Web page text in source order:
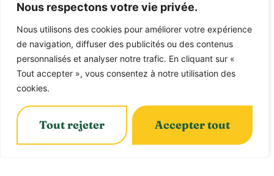
Nous respectons votre vie privée.
Nous utilisons des cookies pour améliorer votre expérience
de navigation, diffuser des publicités ou des contenus
personnalisés et analyser notre trafic. En cliquant sur «
Tout accepter », vous consentez à notre utilisation des
cookies.
Tout rejeter Accepter tout